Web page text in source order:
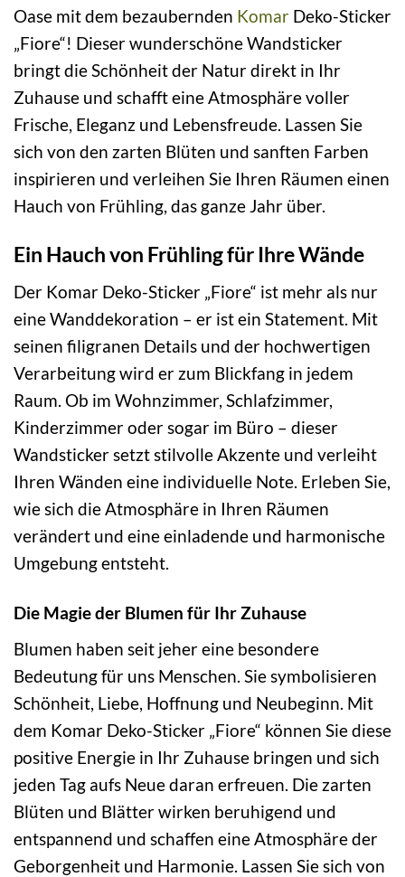
Oase mit dem bezaubernden Komar Deko-Sticker
„Fiore“! Dieser wunderschöne Wandsticker
bringt die Schönheit der Natur direkt in Ihr
Zuhause und schafft eine Atmosphäre voller
Frische, Eleganz und Lebensfreude. Lassen Sie
sich von den zarten Blüten und sanften Farben
inspirieren und verleihen Sie Ihren Räumen einen
Hauch von Frühling, das ganze Jahr über.
Ein Hauch von Frühling für Ihre Wände
Der Komar Deko-Sticker „Fiore“ ist mehr als nur
eine Wanddekoration – er ist ein Statement. Mit
seinen filigranen Details und der hochwertigen
Verarbeitung wird er zum Blickfang in jedem
Raum. Ob im Wohnzimmer, Schlafzimmer,
Kinderzimmer oder sogar im Büro – dieser
Wandsticker setzt stilvolle Akzente und verleiht
Ihren Wänden eine individuelle Note. Erleben Sie,
wie sich die Atmosphäre in Ihren Räumen
verändert und eine einladende und harmonische
Umgebung entsteht.
Die Magie der Blumen für Ihr Zuhause
Blumen haben seit jeher eine besondere
Bedeutung für uns Menschen. Sie symbolisieren
Schönheit, Liebe, Hoffnung und Neubeginn. Mit
dem Komar Deko-Sticker „Fiore“ können Sie diese
positive Energie in Ihr Zuhause bringen und sich
jeden Tag aufs Neue daran erfreuen. Die zarten
Blüten und Blätter wirken beruhigend und
entspannend und schaffen eine Atmosphäre der
Geborgenheit und Harmonie. Lassen Sie sich von